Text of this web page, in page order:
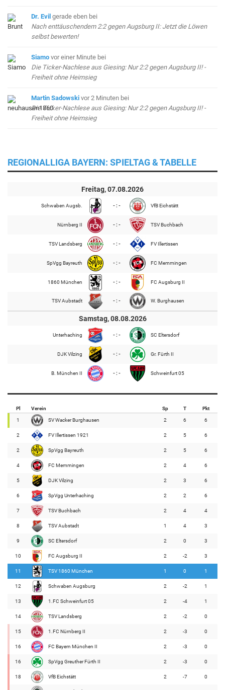
Dr. Evil gerade eben bei
Nach enttäuschendem 2:2 gegen Augsburg II: Jetzt die Löwen
selbst bewerten!
Siamo vor einer Minute bei
Die Ticker-Nachlese aus Giesing: Nur 2:2 gegen Augsburg II! -
Freiheit ohne Heimsieg
Martin Sadowski vor 2 Minuten bei
Die Ticker-Nachlese aus Giesing: Nur 2:2 gegen Augsburg II! -
Freiheit ohne Heimsieg
REGIONALLIGA BAYERN: SPIELTAG & TABELLE
Freitag, 07.08.2026
Schwaben Augsb. - : - VfB Eichstätt
Nürnberg II - : - TSV Buchbach
TSV Landsberg - : - FV Illertissen
SpVgg Bayreuth - : - FC Memmingen
1860 München - : - FC Augsburg II
TSV Aubstadt - : - W. Burghausen
Samstag, 08.08.2026
Unterhaching - : - SC Eltersdorf
DJK Vilzing - : - Gr. Fürth II
B. München II - : - Schweinfurt 05
Pl Verein Sp T Pkt
1 SV Wacker Burghausen 2 6 6
2 FV Illertissen 1921 2 5 6
2 SpVgg Bayreuth 2 5 6
4 FC Memmingen 2 4 6
5 DJK Vilzing 2 3 6
6 SpVgg Unterhaching 2 2 6
7 TSV Buchbach 2 4 4
8 TSV Aubstadt 1 4 3
9 SC Eltersdorf 2 0 3
10 FC Augsburg II 2 -2 3
11 TSV 1860 München 1 0 1
12 Schwaben Augsburg 2 -2 1
13 1.FC Schweinfurt 05 2 -4 1
14 TSV Landsberg 2 -2 0
15 1.FC Nürnberg II 2 -3 0
16 FC Bayern München II 2 -3 0
16 SpVgg Greuther Fürth II 2 -3 0
18 VfB Eichstätt 2 -7 0